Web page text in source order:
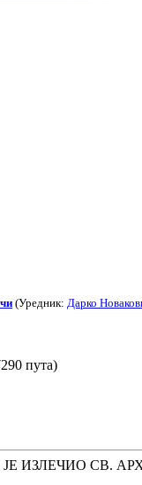
(Уредник: Дарко
пута)
ИЗЛЕЧИО СВ.